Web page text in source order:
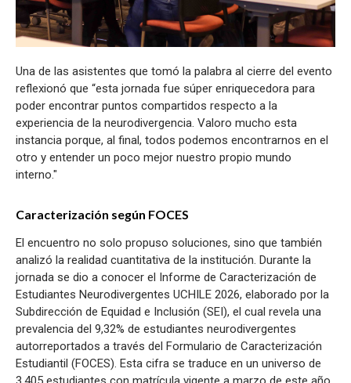
Una de las asistentes que tomó la palabra al cierre del evento
reflexionó que “esta jornada fue súper enriquecedora para
poder encontrar puntos compartidos respecto a la
experiencia de la neurodivergencia. Valoro mucho esta
instancia porque, al final, todos podemos encontrarnos en el
otro y entender un poco mejor nuestro propio mundo
interno."
Caracterización según FOCES
El encuentro no solo propuso soluciones, sino que también
analizó la realidad cuantitativa de la institución. Durante la
jornada se dio a conocer el Informe de Caracterización de
Estudiantes Neurodivergentes UCHILE 2026, elaborado por la
Subdirección de Equidad e Inclusión (SEI), el cual revela una
prevalencia del 9,32% de estudiantes neurodivergentes
autorreportados a través del Formulario de Caracterización
Estudiantil (FOCES). Esta cifra se traduce en un universo de